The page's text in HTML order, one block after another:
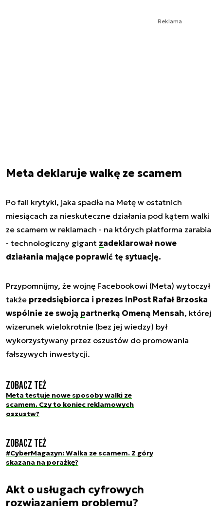
Reklama
Meta deklaruje walkę ze scamem
Po fali krytyki, jaka spadła na Metę w ostatnich
miesiącach za nieskuteczne działania pod kątem walki
ze scamem w reklamach - na których platforma zarabia
- technologiczny gigant zadeklarował nowe
działania mające poprawić tę sytuację.
Przypomnijmy, że wojnę Facebookowi (Meta) wytoczył
także przedsiębiorca i prezes InPost Rafał Brzoska
wspólnie ze swoją partnerką Omeną Mensah, której
wizerunek wielokrotnie (bez jej wiedzy) był
wykorzystywany przez oszustów do promowania
fałszywych inwestycji.
Zobacz też
Meta testuje nowe sposoby walki ze
scamem. Czy to koniec reklamowych
oszustw?
Zobacz też
#CyberMagazyn: Walka ze scamem. Z góry
skazana na porażkę?
Akt o usługach cyfrowych
rozwiązaniem problemu?